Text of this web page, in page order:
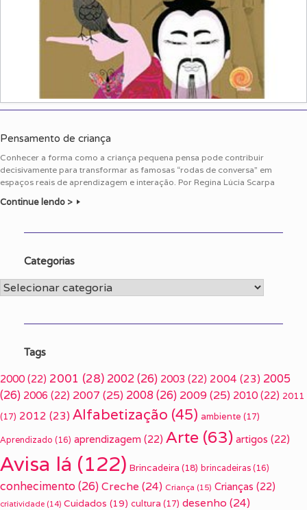
Pensamento de criança
Conhecer a forma como a criança pequena pensa pode contribuir
decisivamente para transformar as famosas “rodas de conversa” em
espaços reais de aprendizagem e interação. Por Regina Lúcia Scarpa
Continue lendo >
Categorias
Categorias
Tags
2000 (22) 2001 (28) 2002(26) 2003 (22) 2004 (23) 2005
(26) 2006 (22) 2007 (25) 2008(26) 2009(25) 2010 (22) 2011
(17) 2012 (23) Alfabetização (45) ambiente (17)
Aprendizado (16) aprendizagem (22) Arte (63) artigos (22)
Avisa lá (122) Brincadeira (18) brincadeiras (16)
conhecimento(26) Creche (24) Criança (15) Crianças (22)
criatividade (14) Cuidados (19) cultura (17) desenho (24)